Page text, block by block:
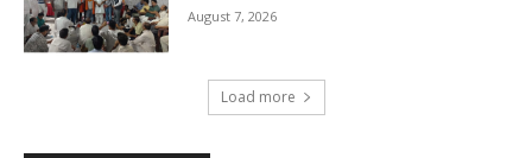
August 7, 2026
Load more